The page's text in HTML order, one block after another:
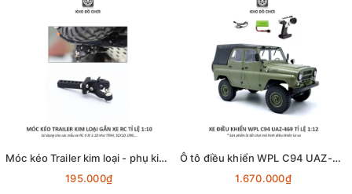
Móc kéo Trailer kim loại - phụ kiện lắp cho xe RC tỉ lệ 1:10
195.000₫
Ô tô điều khiển WPL C94 UAZ-469 4x4 1:12 - RTR [TẶNG BIỂN + STICKER]
1.670.000₫